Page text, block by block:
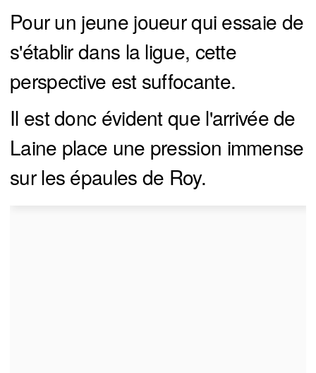
Pour un jeune joueur qui essaie de
s'établir dans la ligue, cette
perspective est suffocante.
Il est donc évident que l'arrivée de
Laine place une pression immense
sur les épaules de Roy.